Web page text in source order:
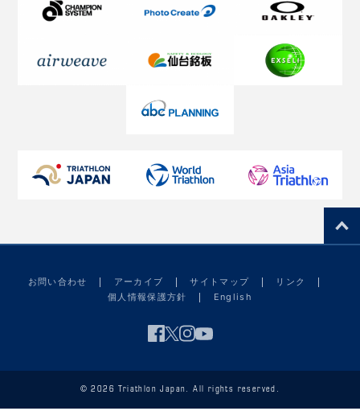
お問い合わせ アーカイブ サイトマップ
リンク
個人情報保護方針
English
© 2026 Triathlon Japan. All rights reserved.